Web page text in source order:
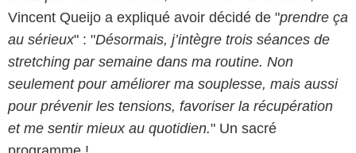
Vincent Queijo a expliqué avoir décidé de "prendre ça
au sérieux" : "Désormais, j’intègre trois séances de
stretching par semaine dans ma routine. Non
seulement pour améliorer ma souplesse, mais aussi
pour prévenir les tensions, favoriser la récupération
et me sentir mieux au quotidien." Un sacré